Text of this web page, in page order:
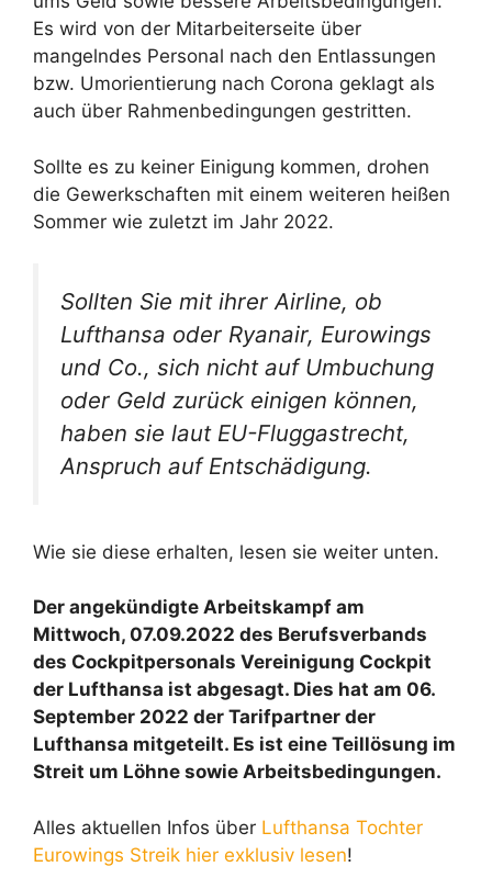
Es wird von der Mitarbeiterseite über
mangelndes Personal nach den Entlassungen
bzw. Umorientierung nach Corona geklagt als
auch über Rahmenbedingungen gestritten.
Sollte es zu keiner Einigung kommen, drohen
die Gewerkschaften mit einem weiteren heißen
Sommer wie zuletzt im Jahr 2022.
Sollten Sie mit ihrer Airline, ob
Lufthansa oder Ryanair, Eurowings
und Co., sich nicht auf Umbuchung
oder Geld zurück einigen können,
haben sie laut EU-Fluggastrecht,
Anspruch auf Entschädigung.
Wie sie diese erhalten, lesen sie weiter unten.
Der angekündigte Arbeitskampf am
Mittwoch, 07.09.2022 des Berufsverbands
des Cockpitpersonals Vereinigung Cockpit
der Lufthansa ist abgesagt. Dies hat am 06.
September 2022 der Tarifpartner der
Lufthansa mitgeteilt. Es ist eine Teillösung im
Streit um Löhne sowie Arbeitsbedingungen.
Alles aktuellen Infos über Lufthansa Tochter
Eurowings Streik hier exklusiv lesen!